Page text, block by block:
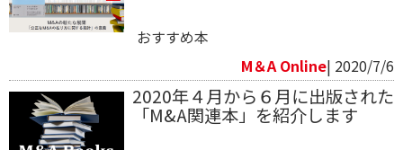
おすすめ本
M＆A Online| 2020/7/6
2020年４月から６月に出版された
「M&A関連本」を紹介します